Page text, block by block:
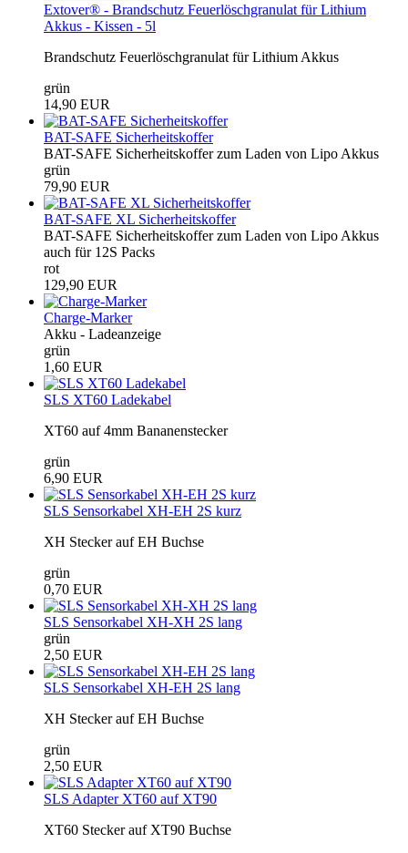
Extover® - Brandschutz Feuerlöschgranulat für Lithium
Akkus - Kissen - 5l
Brandschutz Feuerlöschgranulat für Lithium Akkus
grün
14,90 EUR
BAT-SAFE Sicherheitskoffer
BAT-SAFE Sicherheitskoffer zum Laden von Lipo Akkus
grün
79,90 EUR
BAT-SAFE XL Sicherheitskoffer
BAT-SAFE Sicherheitskoffer zum Laden von Lipo Akkus
auch für 12S Packs
rot
129,90 EUR
Charge-Marker
Akku - Ladeanzeige
grün
1,60 EUR
SLS XT60 Ladekabel
XT60 auf 4mm Bananenstecker
grün
6,90 EUR
SLS Sensorkabel XH-EH 2S kurz
XH Stecker auf EH Buchse
grün
0,70 EUR
SLS Sensorkabel XH-XH 2S lang
grün
2,50 EUR
SLS Sensorkabel XH-EH 2S lang
XH Stecker auf EH Buchse
grün
2,50 EUR
SLS Adapter XT60 auf XT90
XT60 Stecker auf XT90 Buchse